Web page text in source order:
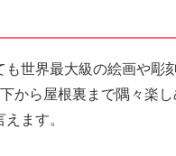
世界最大級の絵画や彫
から屋根裏まで隅々楽
ます。